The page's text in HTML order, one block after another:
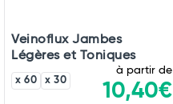
Veinoflux Jambes
Légères et Toniques
x 60 x 30
à partir de
10,40€